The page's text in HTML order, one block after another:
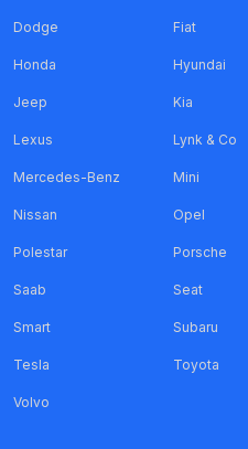
Dodge Fiat
Honda Hyundai
Jeep Kia
Lexus Lynk & Co
Mercedes-Benz Mini
Nissan Opel
Polestar Porsche
Saab Seat
Smart Subaru
Tesla Toyota
Volvo